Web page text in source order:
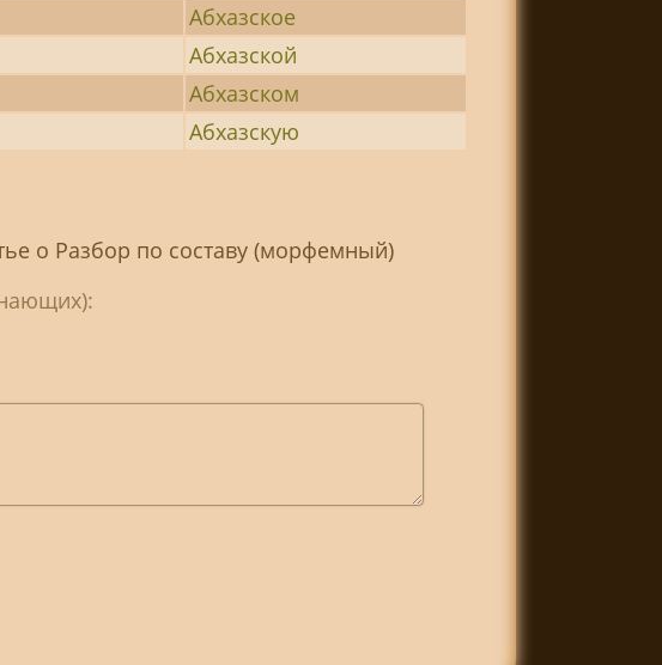
Абхазское
Абхазской
Абхазском
Абхазскую
о Разбор по составу (морфемный)